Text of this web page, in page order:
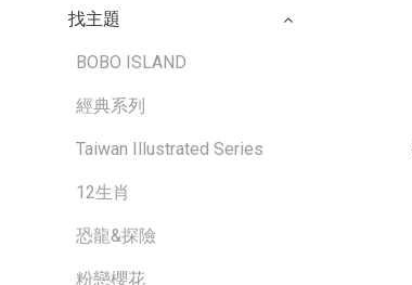
找主題
BOBO ISLAND
經典系列
Taiwan Illustrated Series
12生肖
恐龍&探險
粉戀櫻花